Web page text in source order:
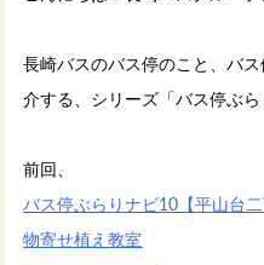
長崎バスのバス停のこと、バ
介する、シリーズ「バス停ぶら
前回、
バス停ぶらりナビ10【平山台
物寄せ植え教室